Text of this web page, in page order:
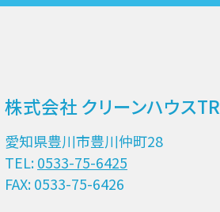
株式会社 クリーンハウス
愛知県豊川市豊川仲町28
TEL:0533-75-6425
FAX: 0533-75-6426